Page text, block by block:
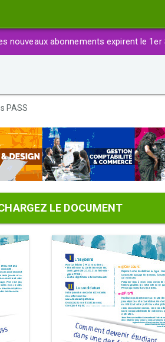
nouveaux abonnements expirent le
PASS
LE DOCUMENT